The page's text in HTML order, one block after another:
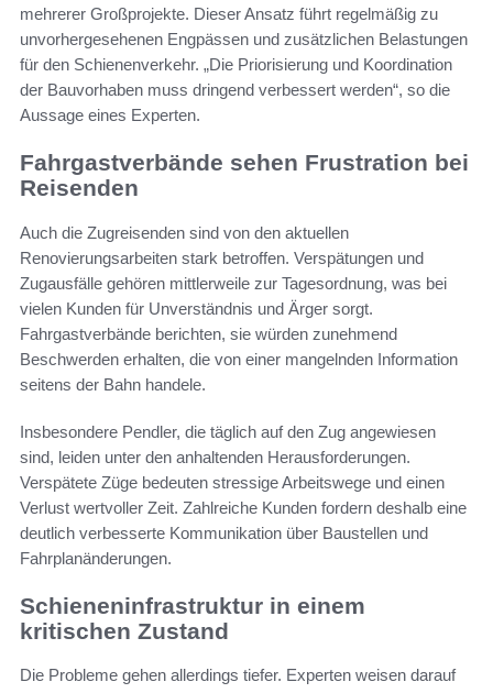
mehrerer Großprojekte. Dieser Ansatz führt regelmäßig zu
unvorhergesehenen Engpässen und zusätzlichen Belastungen
für den Schienenverkehr. „Die Priorisierung und Koordination
der Bauvorhaben muss dringend verbessert werden“, so die
Aussage eines Experten.
Fahrgastverbände sehen Frustration bei
Reisenden
Auch die Zugreisenden sind von den aktuellen
Renovierungsarbeiten stark betroffen. Verspätungen und
Zugausfälle gehören mittlerweile zur Tagesordnung, was bei
vielen Kunden für Unverständnis und Ärger sorgt.
Fahrgastverbände berichten, sie würden zunehmend
Beschwerden erhalten, die von einer mangelnden Information
seitens der Bahn handele.
Insbesondere Pendler, die täglich auf den Zug angewiesen
sind, leiden unter den anhaltenden Herausforderungen.
Verspätete Züge bedeuten stressige Arbeitswege und einen
Verlust wertvoller Zeit. Zahlreiche Kunden fordern deshalb eine
deutlich verbesserte Kommunikation über Baustellen und
Fahrplanänderungen.
Schieneninfrastruktur in einem
kritischen Zustand
Die Probleme gehen allerdings tiefer. Experten weisen darauf